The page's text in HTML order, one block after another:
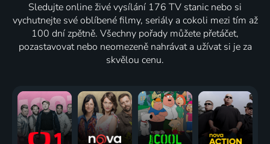
Sledujte online živé vysílání 176 TV stanic nebo si
vychutnejte své oblíbené filmy, seriály a cokoli mezi tím až
100 dní zpětně. Všechny pořady můžete přetáčet,
pozastavovat nebo neomezeně nahrávat a užívat si je za
skvělou cenu.